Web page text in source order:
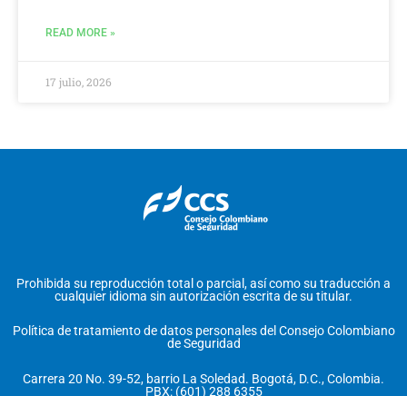
READ MORE »
17 julio, 2026
Prohibida su reproducción total o parcial, así como su traducción a
cualquier idioma sin autorización escrita de su titular.
Política de tratamiento de datos personales del Consejo Colombiano
de Seguridad
Carrera 20 No. 39-52, barrio La Soledad. Bogotá, D.C., Colombia.
PBX: (601) 288 6355